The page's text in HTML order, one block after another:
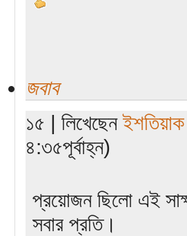
জবাব
১৫ | লিখেছেন
৪:৩৫পূর্বাহ্ন)
প্রয়োজন ছিলো এই
সবার প্রতি।